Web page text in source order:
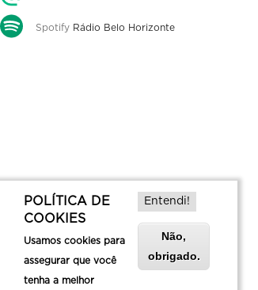
Spotify Rádio Belo Horizonte
POLÍTICA DE
COOKIES
Usamos cookies para
assegurar que você
tenha a melhor
Entendi!
Não,
obrigado.